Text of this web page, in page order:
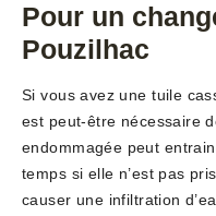
Pour un
Pouzilhac
Si vous avez une tuile
est peut-être nécessaire
endommagée peut
temps si elle n’est pas
causer une infiltration